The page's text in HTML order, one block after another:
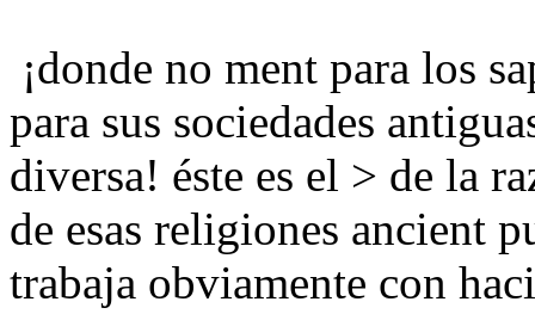
¡donde no ment para los
para sus sociedades
diversa! éste es el > de la
de esas religiones ancient
trabaja obviamente con